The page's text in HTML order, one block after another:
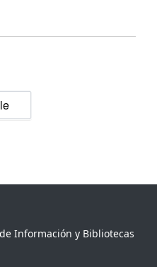
Información y Bibliotecas